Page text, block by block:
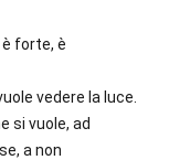
forte, è
vedere la luce.
si vuole, ad
a non